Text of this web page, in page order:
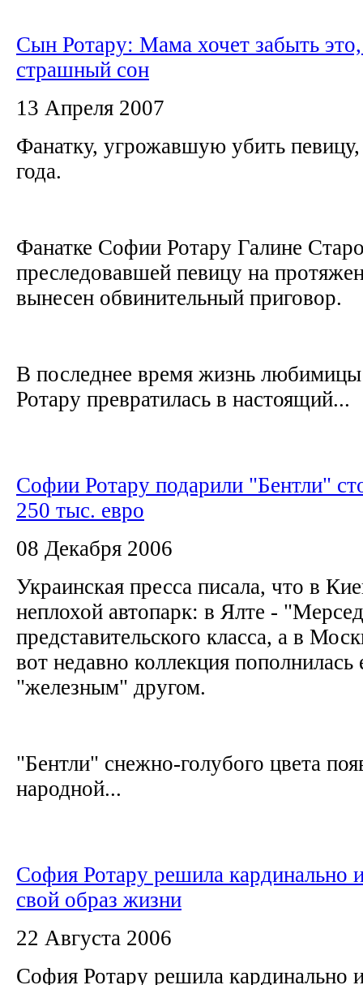
Сын Ротару: Мама хочет забыть
страшный сон
13 Апреля 2007
Фанатку, угрожавшую убить
года.
Фанатке Софии Ротару Галине
преследовавшей певицу на
вынесен обвинительный приговор.
В последнее время жизнь
Ротару превратилась в настоящий...
Софии Ротару подарили "Бентли"
250 тыс. евро
08 Декабря 2006
Украинская пресса писала, что в
неплохой автопарк: в Ялте -
представительского класса, а в
вот недавно коллекция
"железным" другом.
"Бентли" снежно-голубого цвета
народной...
София Ротару решила кардинально
свой образ жизни
22 Августа 2006
София Ротару решила кардинально